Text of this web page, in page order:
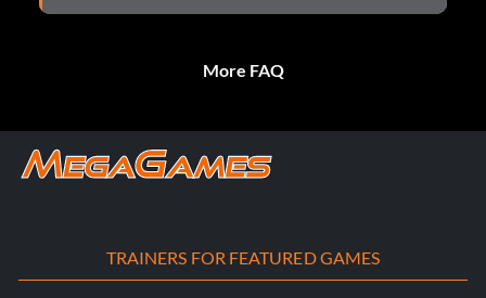
More FAQ
TRAINERS FOR FEATURED GAMES